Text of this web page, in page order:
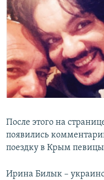
После этого на
появились
поездку в Крым
Ирина Билык –